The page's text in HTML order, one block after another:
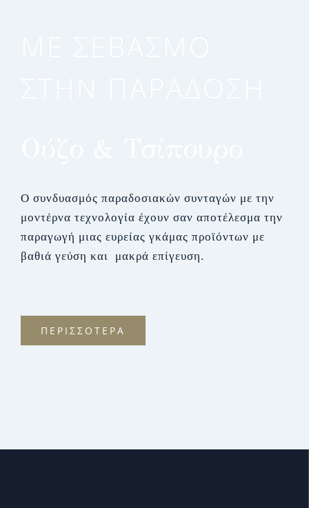
Ο συνδυασμός παραδοσιακών συνταγών με την
μοντέρνα τεχνολογία έχουν σαν αποτέλεσμα την
παραγωγή μιας ευρείας γκάμας προϊόντων με
βαθιά γεύση και μακρά επίγευση.
ΠΕΡΙΣΣΟΤΕΡΑ